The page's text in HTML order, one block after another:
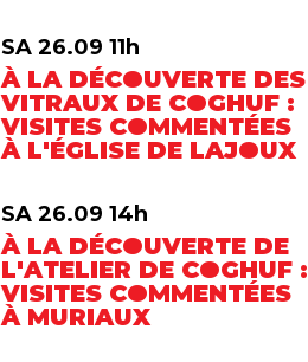
SA 26.09 11h
À LA DÉCOUVERTE DES
VITRAUX DE COGHUF :
VISITES COMMENTÉES
À L'ÉGLISE DE LAJOUX
SA 26.09 14h
À LA DÉCOUVERTE DE
L'ATELIER DE COGHUF :
VISITES COMMENTÉES
À MURIAUX